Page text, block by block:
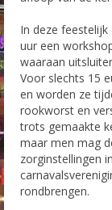
Contact
In deze
uur een
waaraan
Voor slechts 15
en worden ze
rookworst en
trots gemaakte
maar men mag
zorginstellingen
rondbrengen.